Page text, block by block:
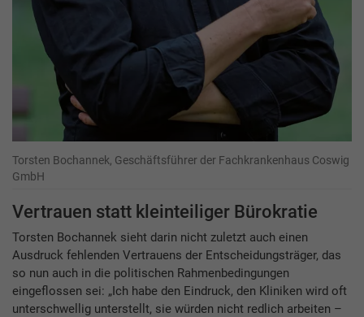
Torsten Bochannek, Geschäftsführer der Fachkrankenhaus Coswig
GmbH
Vertrauen statt kleinteiliger Bürokratie
Torsten Bochannek sieht darin nicht zuletzt auch einen
Ausdruck fehlenden Vertrauens der Entscheidungsträger, das
so nun auch in die politischen Rahmenbedingungen
eingeflossen sei: „Ich habe den Eindruck, den Kliniken wird oft
unterschwellig unterstellt, sie würden nicht redlich arbeiten –